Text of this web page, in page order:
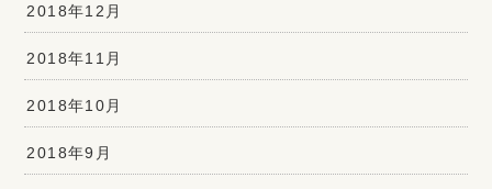
2018年12月
2018年11月
2018年10月
2018年9月